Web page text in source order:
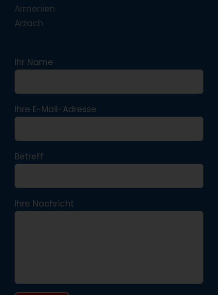
Armenien
Arzach
Ihr Name
Ihre E-Mail-Adresse
Betreff
Ihre Nachricht